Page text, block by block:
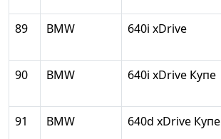
89 BMW 640i xDrive
90 BMW 640i xDrive Купе
91 BMW 640d xDrive Купе